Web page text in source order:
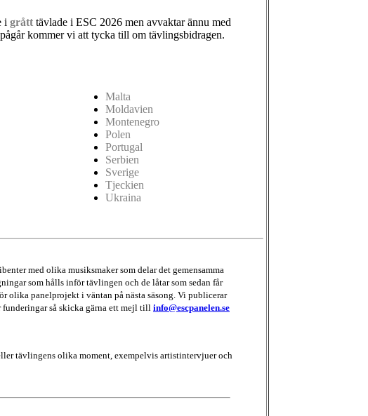
i grått tävlade i ESC 2026 men avvaktar ännu med
kommer vi att tycka till om tävlingsbidragen.
Malta
Moldavien
Montenegro
Polen
Portugal
Serbien
Sverige
Tjeckien
Ukraina
med olika musiksmaker som delar det gemensamma
som hålls inför tävlingen och de låtar som sedan får
olika panelprojekt i väntan på nästa säsong. Vi publicerar
funderingar så skicka gärna ett mejl till info@escpanelen.se
tävlingens olika moment, exempelvis artistintervjuer och